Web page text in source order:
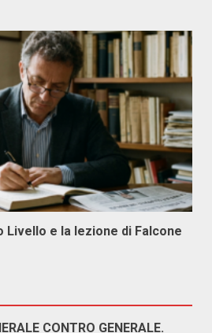
Livello e la lezione di Falcone
CONTRO GENERALE.